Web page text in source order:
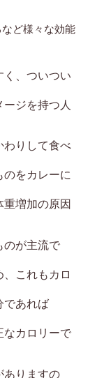
ど様々な効能
く、ついつい
ジを持つ人
わりして食べ
をカレーに
増加の原因
のが主流で
これもカロ
であれば
なカロリーで
ありますの